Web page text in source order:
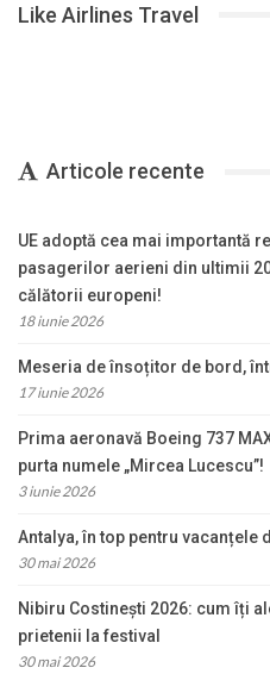
Like Airlines Travel
Articole recente
UE adoptă cea mai importantă
pasagerilor aerieni din ultimii
călătorii europeni!
18 iunie 2026
Meseria de însoțitor de bord,
17 iunie 2026
Prima aeronavă Boeing 737
purta numele „Mircea Lucescu”!
3 iunie 2026
Antalya, în top pentru vacanțele
30 mai 2026
Nibiru Costinești 2026: cum îți
prietenii la festival
30 mai 2026